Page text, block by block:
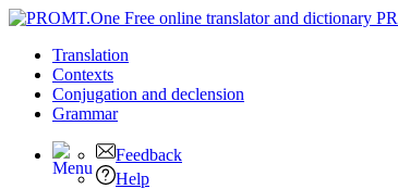
Translation
Contexts
Conjugation and declension
Grammar
Feedback
Help